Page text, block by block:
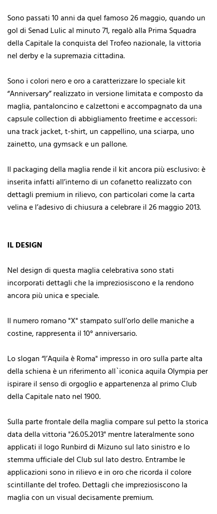
Sono passati 10 anni da quel famoso 26 maggio, quando un
gol di Senad Lulic al minuto 71, regalò alla Prima Squadra
della Capitale la conquista del Trofeo nazionale, la vittoria
nel derby e la supremazia cittadina.
Sono i colori nero e oro a caratterizzare lo speciale kit
“Anniversary” realizzato in versione limitata e composto da
maglia, pantaloncino e calzettoni e accompagnato da una
capsule collection di abbigliamento freetime e accessori:
una track jacket, t-shirt, un cappellino, una sciarpa, uno
zainetto, una gymsack e un pallone.
Il packaging della maglia rende il kit ancora più esclusivo: è
inserita infatti all’interno di un cofanetto realizzato con
dettagli premium in rilievo, con particolari come la carta
velina e l’adesivo di chiusura a celebrare il 26 maggio 2013.
IL DESIGN
Nel design di questa maglia celebrativa sono stati
incorporati dettagli che la impreziosiscono e la rendono
ancora più unica e speciale.
Il numero romano "X" stampato sull’orlo delle maniche a
costine, rappresenta il 10° anniversario.
Lo slogan “l’Aquila è Roma" impresso in oro sulla parte alta
della schiena è un riferimento all`iconica aquila Olympia per
ispirare il senso di orgoglio e appartenenza al primo Club
della Capitale nato nel 1900.
Sulla parte frontale della maglia compare sul petto la storica
data della vittoria "26.05.2013" mentre lateralmente sono
applicati il logo Runbird di Mizuno sul lato sinistro e lo
stemma ufficiale del Club sul lato destro. Entrambe le
applicazioni sono in rilievo e in oro che ricorda il colore
scintillante del trofeo. Dettagli che impreziosiscono la
maglia con un visual decisamente premium.